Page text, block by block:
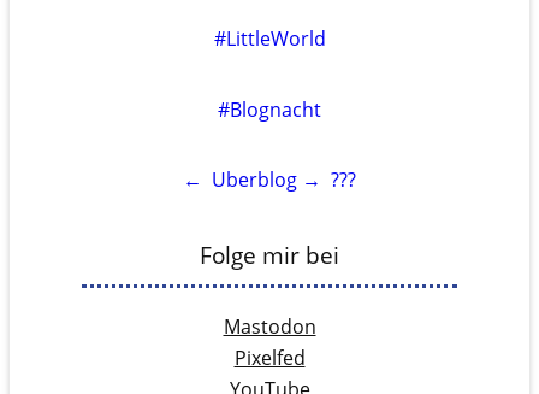
#LittleWorld
#Blognacht
← Uberblog → ???
Folge mir bei
Mastodon
Pixelfed
YouTube